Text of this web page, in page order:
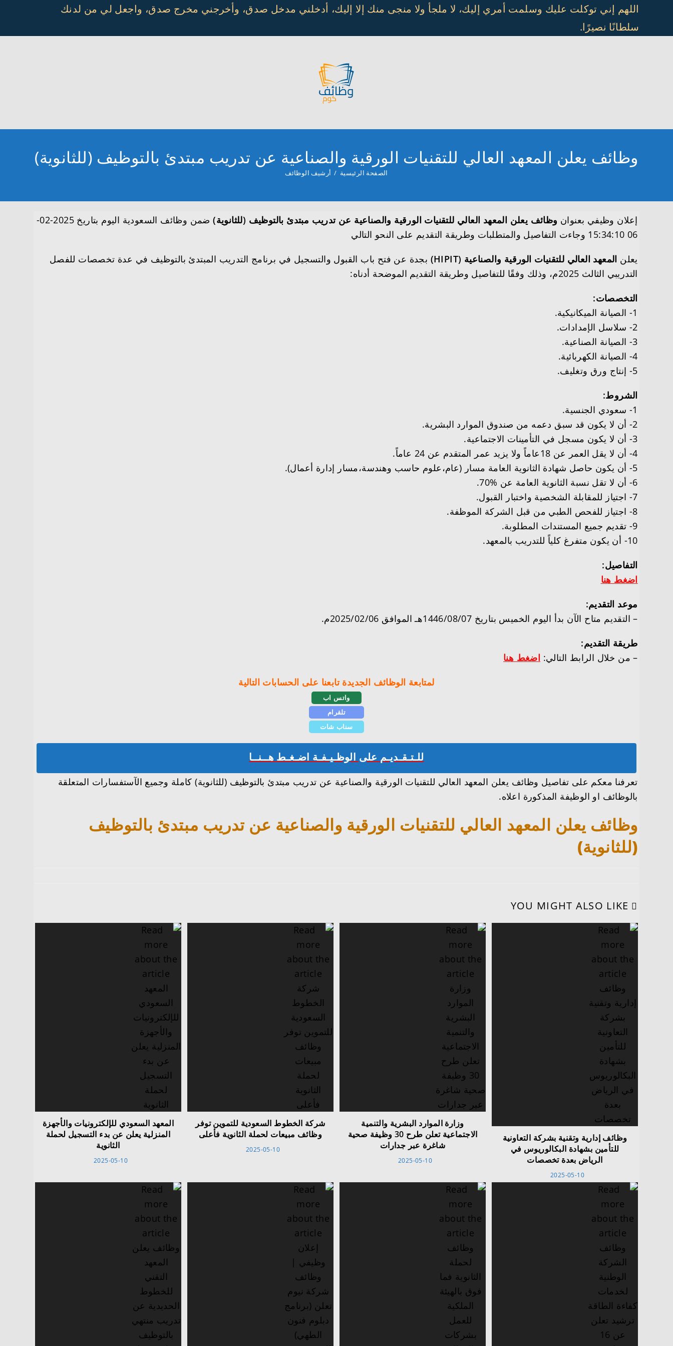
content
اللهم إني توكلت عليك وسلمت أمري إليك، لا ملجأ ولا منجى منك إلا إليك، أدخلني مدخل صدق، وأخرجني مخرج صدق، واجعل لي من لدنك
سلطانًا نصيرًا.
وظائف يعلن المعهد العالي للتقنيات الورقية والصناعية عن تدريب مبتدئ بالتوظيف (للثانوية)
الصفحة الرئيسية / أرشيف الوظائف
إعلان وظيفي بعنوان وظائف يعلن المعهد العالي للتقنيات الورقية والصناعية عن تدريب مبتدئ بالتوظيف (للثانوية)
ضمن وظائف السعودية اليوم بتاريخ 2025-02-
06 15:34:10 وجاءت التفاصيل والمتطلبات وطريقة التقديم على النحو التالي
يعلن المعهد العالي للتقنيات الورقية والصناعية (HIPIT)
بجدة عن فتح باب القبول والتسجيل في برنامج التدريب المبتدئ بالتوظيف في عدة تخصصات للفصل
التدريبي الثالث 2025م، وذلك وفقًا للتفاصيل وطريقة التقديم الموضحة أدناه:
التخصصات:
1- الصيانة الميكانيكية.
2- سلاسل الإمدادات.
3- الصيانة الصناعية.
4- الصيانة الكهربائية.
5- إنتاج ورق وتغليف.
الشروط:
1- سعودي الجنسية.
2- أن لا يكون قد سبق دعمه من صندوق الموارد البشرية.
3- أن لا يكون مسجل في التأمينات الاجتماعية.
4- أن لا يقل العمر عن 18عاماً ولا يزيد عمر المتقدم عن 24 عاماً.
5- أن يكون حاصل شهادة الثانوية العامة مسار (عام،علوم حاسب وهندسة،مسار إدارة أعمال).
6- أن لا تقل نسبة الثانوية العامة عن %70.
7- اجتياز للمقابلة الشخصية واختبار القبول.
8- اجتياز للفحص الطبي من قبل الشركة الموظفة.
9- تقديم جميع المستندات المطلوبة.
10- أن يكون متفرغ كلياً للتدريب بالمعهد.
التفاصيل:
اضغط هنا
موعد التقديم:
– التقديم متاح الآن بدأ اليوم الخميس بتاريخ 1446/08/07هـ الموافق 2025/02/06م.
طريقة التقديم:
– من خلال الرابط التالي: اضغط هنا
لمتابعة الوظائف الجديدة تابعنا على الحسابات التالية
واتس اب
تلقرام
سناب شات
للـتـقـديـم على الوظـيـفـة اضـغـط هــنــا
تعرفنا معكم على تفاصيل وظائف يعلن المعهد العالي للتقنيات الورقية والصناعية عن تدريب مبتدئ بالتوظيف (للثانوية) كاملة وجميع الآستفسارات المتعلقة
بالوظائف او الوظيفة المذكورة اعلاه.
وظائف يعلن المعهد العالي للتقنيات الورقية والصناعية عن تدريب مبتدئ بالتوظيف
(للثانوية)
YOU MIGHT ALSO LIKE
المعهد السعودي للإلكترونيات والأجهزة
المنزلية يعلن عن بدء التسجيل لحملة
الثانوية
2025-05-10
شركة الخطوط السعودية للتموين توفر
وظائف مبيعات لحملة الثانوية فأعلى
2025-05-10
وزارة الموارد البشرية والتنمية
الاجتماعية تعلن طرح 30 وظيفة صحية
شاغرة عبر جدارات
2025-05-10
وظائف إدارية وتقنية بشركة التعاونية
للتأمين بشهادة البكالوريوس في
الرياض بعدة تخصصات
2025-05-10